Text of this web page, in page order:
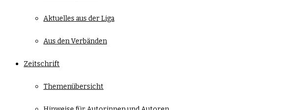
Aktuelles aus der Liga
Aus den Verbänden
Zeitschrift
Themenübersicht